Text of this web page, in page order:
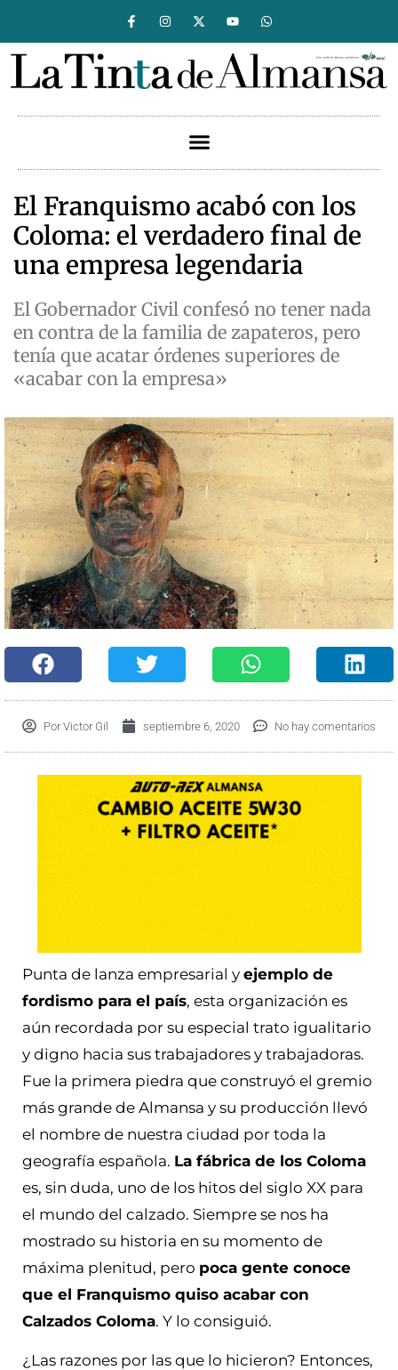
El Franquismo acabó con los
Coloma: el verdadero final de
una empresa legendaria
El Gobernador Civil confesó no tener nada
en contra de la familia de zapateros, pero
tenía que acatar órdenes superiores de
«acabar con la empresa»
Por Victor Gil septiembre 6, 2020 No hay comentarios
Punta de lanza empresarial y ejemplo de
fordismo para el país, esta organización es
aún recordada por su especial trato igualitario
y digno hacia sus trabajadores y trabajadoras.
Fue la primera piedra que construyó el gremio
más grande de Almansa y su producción llevó
el nombre de nuestra ciudad por toda la
geografía española. La fábrica de los Coloma
es, sin duda, uno de los hitos del siglo XX para
el mundo del calzado. Siempre se nos ha
mostrado su historia en su momento de
máxima plenitud, pero poca gente conoce
que el Franquismo quiso acabar con
Calzados Coloma. Y lo consiguió.
¿Las razones por las que lo hicieron? Entonces,